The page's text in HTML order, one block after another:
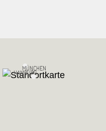
HAMBURG
MÜNCHEN